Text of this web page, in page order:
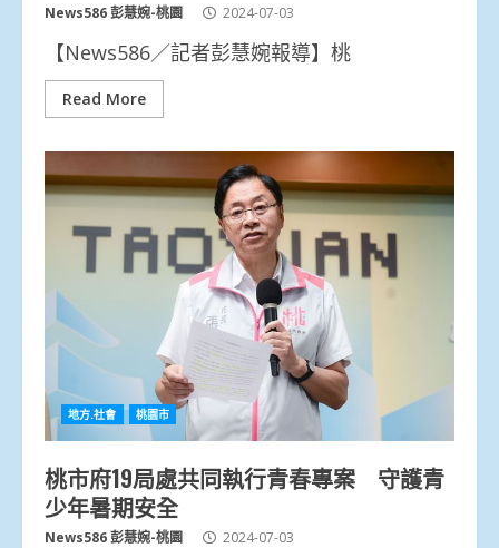
News586 彭慧婉-桃園 2024-07-03
【News586／記者彭慧婉報導】桃
Read More
地方.社會 桃園市
桃市府19局處共同執行青春專案 守護青
少年暑期安全
News586 彭慧婉-桃園 2024-07-03